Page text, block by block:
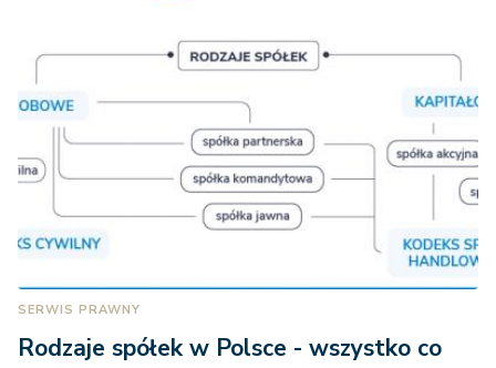
SERWIS PRAWNY
Rodzaje spółek w Polsce - wszystko co